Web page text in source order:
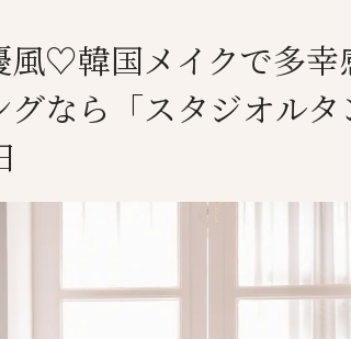
♡韓国メイクで多幸
なら「スタジオル